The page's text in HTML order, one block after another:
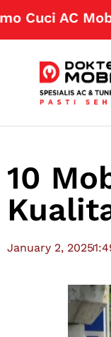
AC Mobil 99
10
January 2, 2025